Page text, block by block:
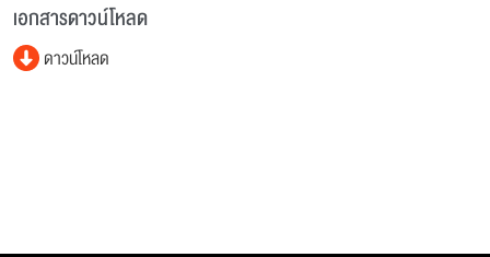
เอกสารดาวน์โหลด
ดาวน์โหลด